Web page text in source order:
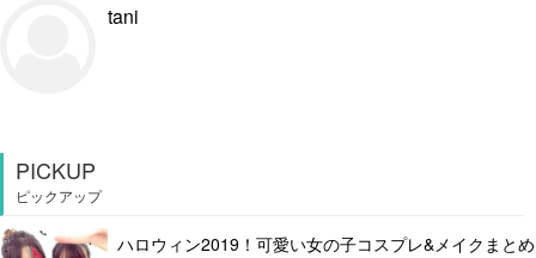
tani
PICKUP
ピックアップ
ハロウィン2019！可愛い女の子コスプレ&メイクまとめ